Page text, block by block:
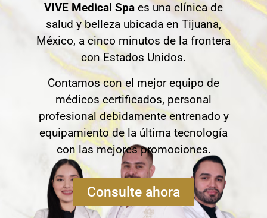
VIVE Medical Spa es una clínica de
salud y belleza ubicada en Tijuana,
México, a cinco minutos de la frontera
con Estados Unidos.
Contamos con el mejor equipo de
médicos certificados, personal
profesional debidamente entrenado y
equipamiento de la última tecnología
con las mejores promociones.
Consulte ahora